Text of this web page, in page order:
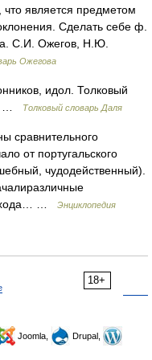
является предметом
Сделать себе ф.
С.И. Ожегов, Н.Ю.
Ожегова
идол. Толковый
…
Толковый словарь Даля
сравнительного
от португальского
чудодейственный).
…
Энциклопедия
18+
Joomla,
Drupal,